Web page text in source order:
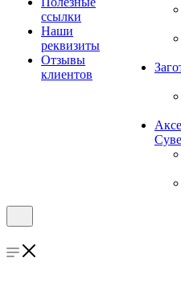
ссылки
Наши
реквизиты
Отзывы
клиентов